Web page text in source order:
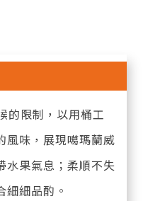
的限制，以用桶工
風味，展現噶瑪蘭威
水果氣息；柔順不失
細品酌。